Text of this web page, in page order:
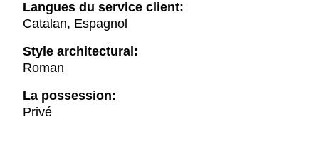
Langues du service client:
Catalan, Espagnol
Style architectural:
Roman
La possession:
Privé